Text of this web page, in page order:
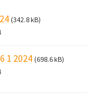
(342.8 kB)
1 2024 (698.6 kB)